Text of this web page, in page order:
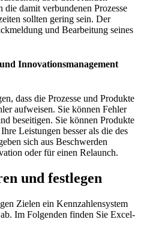
die damit verbundenen Prozesse
sollten gering sein. Der
und Bearbeitung seines
Innovationsmanagement
dass die Prozesse und Produkte
aufweisen. Sie können Fehler
beseitigen. Sie können Produkte
Leistungen besser als die des
sich aus Beschwerden
oder für einen Relaunch.
und festlegen
Zielen ein Kennzahlensystem
Im Folgenden finden Sie Excel-